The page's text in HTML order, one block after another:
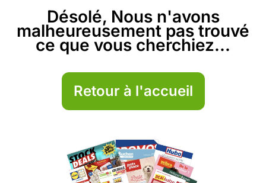
Désolé, Nous n'avons
malheureusement pas trouvé
ce que vous cherchiez...
Retour à l'accueil